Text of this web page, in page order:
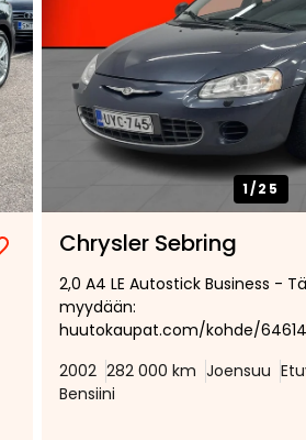
1/25
Chrysler Sebring
2,0 A4 LE Autostick Business -
myydään:
huutokaupat.com/kohde/
2002 282 000 km Joensuu
Bensiini